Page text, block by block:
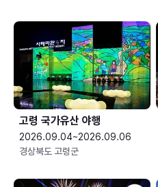
고령 국가유산 야행
2026.09.04~2026.09.06
경상북도 고령군